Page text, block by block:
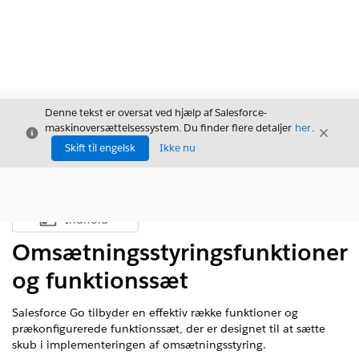
Luk
Denne tekst er oversat ved hjælp af Salesforce-
maskinoversættelsessystem. Du finder flere detaljer her.
Skift til engelsk
Ikke nu
Luk
Vis indholdsfortegnelse
Indhold
Omsætningsstyringsfunktioner
og funktionssæt
Salesforce Go tilbyder en effektiv række funktioner og
prækonfigurerede funktionssæt, der er designet til at sætte
skub i implementeringen af omsætningsstyring.